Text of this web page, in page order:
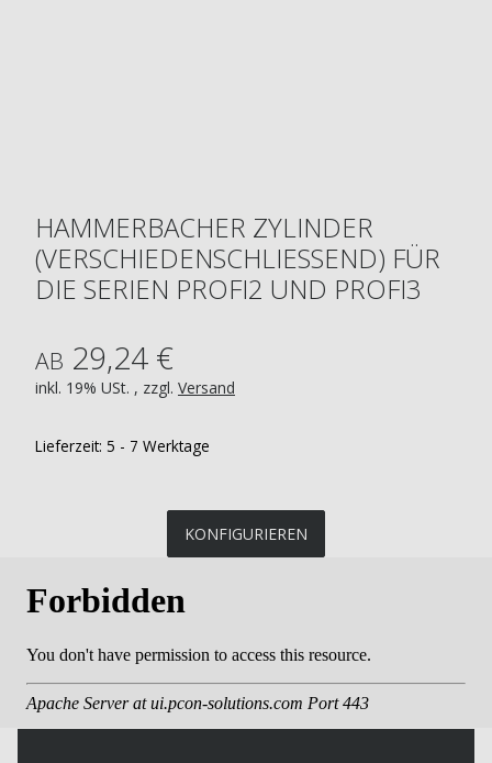
HAMMERBACHER ZYLINDER
(VERSCHIEDENSCHLIESSEND) FÜR D
IE SERIEN PROFI2 UND PROFI3
AB 29,24 €
inkl. 19% USt. , zzgl. Versand
Lieferzeit: 5 - 7 Werktage
KONFIGURIEREN